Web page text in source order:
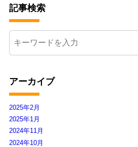
記事検索
アーカイブ
2025年2月
2025年1月
2024年11月
2024年10月